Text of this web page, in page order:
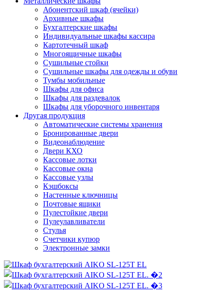
Абонентский шкаф (ячейки)
Архивные шкафы
Бухгалтерские шкафы
Индивидуальные шкафы кассира
Картотечный шкаф
Многоящичные шкафы
Сушильные стойки
Сушильные шкафы для одежды и обуви
Тумбы мобильные
Шкафы для офиса
Шкафы для раздевалок
Шкафы для уборочного инвентаря
Другая продукция
Автоматические системы хранения
Бронированные двери
Видеонаблюдение
Двери КХО
Кассовые лотки
Кассовые окна
Кассовые узлы
Кэшбоксы
Настенные ключницы
Почтовые ящики
Пулестойкие двери
Пулеулавливатели
Стулья
Счетчики купюр
Электронные замки